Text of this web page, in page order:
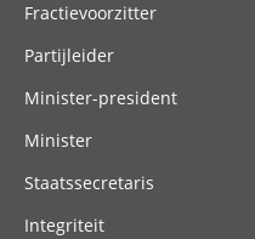
Fractievoorzitter
Partijleider
Minister-president
Minister
Staatssecretaris
Integriteit